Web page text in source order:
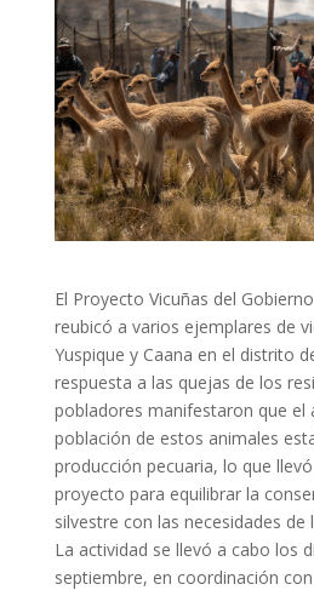
El Proyecto Vicuñas del
reubicó a varios ejemplares de
Yuspique y Caana en el distrito
respuesta a las quejas de los
pobladores manifestaron que el
población de estos animales
producción pecuaria, lo que
proyecto para equilibrar la
silvestre con las necesidades de
La actividad se llevó a cabo los
septiembre, en coordinación